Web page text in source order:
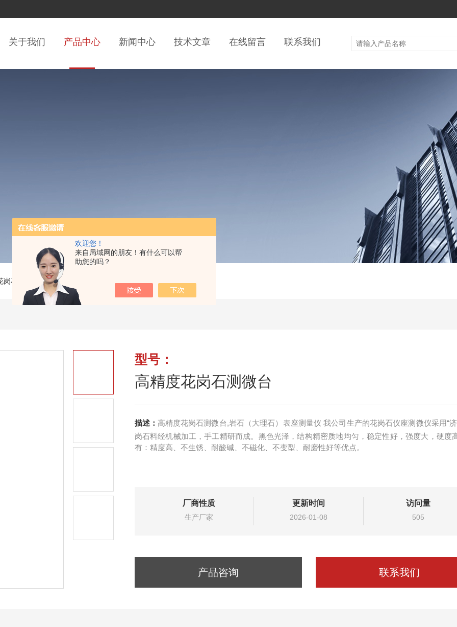
欢迎您！
来自局域网的朋友！有什么可以帮
助您的吗？
关于我们 产品中心 新闻中心 技术文章 在线留言 联系我们
岗石高精度测微台
型号：
高精度花岗石测微台
描述： 高精度花岗石测微台,岩石（大理石）表座测量仪 我公司生产的花岗石仪座测微仪采用“
岗石料经机械加工，手工精研而成。黑色光泽，结构精密质地均匀，稳定性好，强度大，硬度
有：精度高、不生锈、耐酸碱、不磁化、不变型、耐磨性好等优点。
厂商性质
生产厂家
更新时间
2026-01-08
访问量
505
产品咨询 联系我们